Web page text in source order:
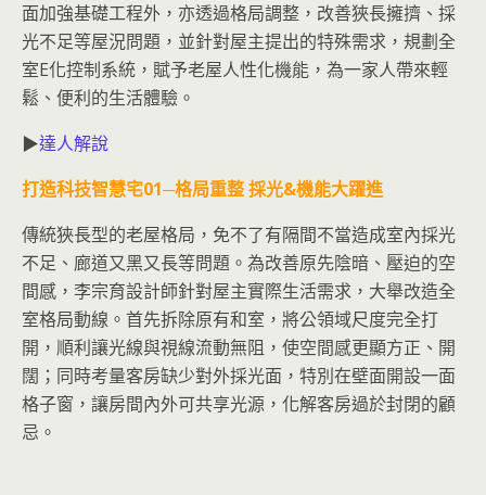
面加強基礎工程外，亦透過格局調整，改善狹長擁擠、採
光不足等屋況問題，並針對屋主提出的特殊需求，規劃全
室E化控制系統，賦予老屋人性化機能，為一家人帶來輕
鬆、便利的生活體驗。
▶達人解說
打造科技智慧宅01─格局重整 採光&機能大躍進
傳統狹長型的老屋格局，免不了有隔間不當造成室內採光
不足、廊道又黑又長等問題。為改善原先陰暗、壓迫的空
間感，李宗育設計師針對屋主實際生活需求，大舉改造全
室格局動線。首先拆除原有和室，將公領域尺度完全打
開，順利讓光線與視線流動無阻，使空間感更顯方正、開
闊；同時考量客房缺少對外採光面，特別在壁面開設一面
格子窗，讓房間內外可共享光源，化解客房過於封閉的顧
忌。